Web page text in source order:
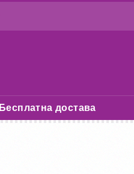
Бесплатна достава